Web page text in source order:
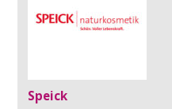
Speick